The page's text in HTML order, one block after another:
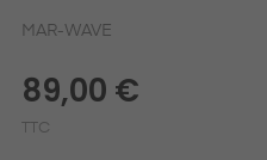
MAR-WAVE
89,00 €
TTC